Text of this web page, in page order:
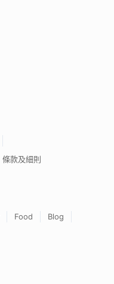
條款及細則
Food
Blog